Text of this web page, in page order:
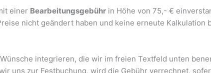
einer Bearbeitungsgebühr in Höhe von 75,- €
nicht geändert haben und keine erneute Kalkulation
integrieren, die wir im freien Textfeld unten
uns zur Festbuchung, wird die Gebühr verrechnet,